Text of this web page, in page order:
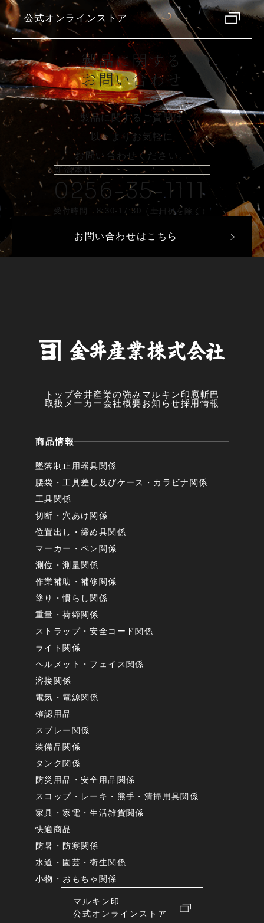
公式オンラインストア
製品に関する
お問い合わせ
製品に関するご質問は
以下よりお気軽に
お問い合わせください。
新潟本社
0256-35-1111
受付時間 8:30-17:30（土日祝を除く）
お問い合わせはこちら
トップ金井産業の強み マルキン印 庖斬巴
取扱メーカー会社概要お知らせ採用情報
商品情報
墜落制止用器具関係
腰袋・工具差し及びケース・カラビナ関係
工具関係
切断・穴あけ関係
位置出し・締め具関係
マーカー・ペン関係
測位・測量関係
作業補助・補修関係
塗り・慣らし関係
重量・荷締関係
ストラップ・安全コード関係
ライト関係
ヘルメット・フェイス関係
溶接関係
電気・電源関係
確認用品
スプレー関係
装備品関係
タンク関係
防災用品・安全用品関係
スコップ・レーキ・熊手・清掃用具関係
家具・家電・生活雑貨関係
快適商品
防暑・防寒関係
水道・園芸・衛生関係
小物・おもちゃ関係
マルキン印
公式オンラインストア